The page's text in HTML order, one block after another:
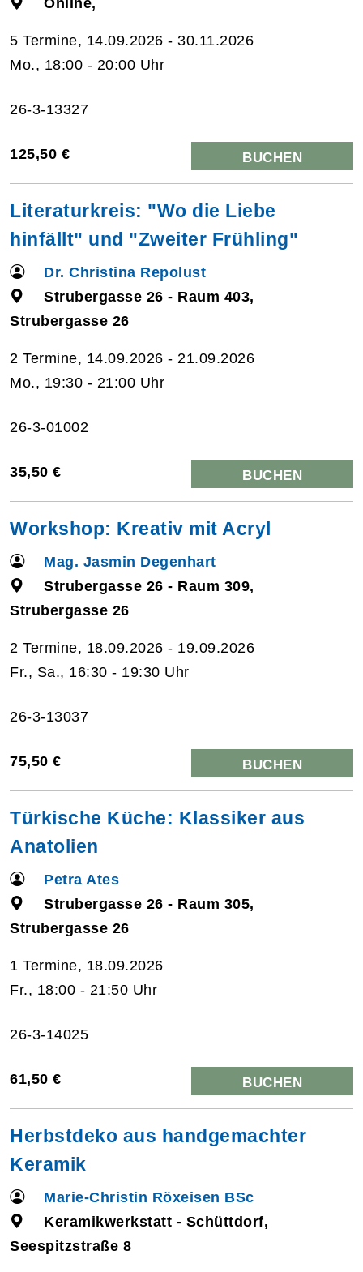
5 Termine, 14.09.2026 - 30.11.2026
Mo., 18:00 - 20:00 Uhr
26-3-13327
125,50 € BUCHEN
Literaturkreis: "Wo die Liebe
hinfällt" und "Zweiter Frühling"
Dr. Christina Repolust
Strubergasse 26 - Raum 403,
Strubergasse 26
2 Termine, 14.09.2026 - 21.09.2026
Mo., 19:30 - 21:00 Uhr
26-3-01002
35,50 € BUCHEN
Workshop: Kreativ mit Acryl
Mag. Jasmin Degenhart
Strubergasse 26 - Raum 309,
Strubergasse 26
2 Termine, 18.09.2026 - 19.09.2026
Fr., Sa., 16:30 - 19:30 Uhr
26-3-13037
75,50 € BUCHEN
Türkische Küche: Klassiker aus
Anatolien
Petra Ates
Strubergasse 26 - Raum 305,
Strubergasse 26
1 Termine, 18.09.2026
Fr., 18:00 - 21:50 Uhr
26-3-14025
61,50 € BUCHEN
Herbstdeko aus handgemachter
Keramik
Marie-Christin Röxeisen BSc
Keramikwerkstatt - Schüttdorf,
Seespitzstraße 8